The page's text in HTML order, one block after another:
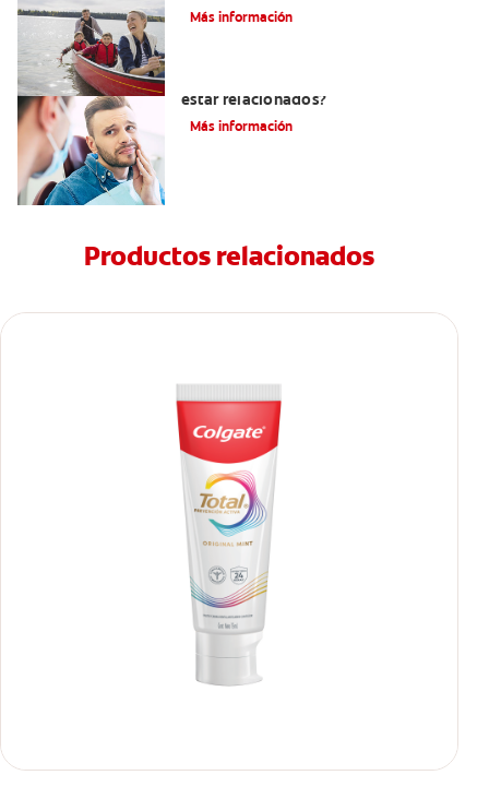
Más información
estar relacionados?
Más información
Productos relacionados